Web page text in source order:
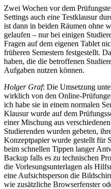
Zwei Wochen vor dem
Settings auch eine Testklausur
ist dann in beiden Räumen ohne
gelaufen – nur bei einigen
Fragen auf dem eigenen Tablet
früheren Semestern festgestellt.
haben, die die betroffenen
Aufgaben nutzen können.
Holger Graf: Die Umsetzung
wirklich von den Online-
ich habe sie in einem normalen
Klausur wurde auf dem
einer Mischung aus
Studierenden wurden gebeten,
Konzeptpapier wurde gestellt für
beim schnellen Tippen langer
Backup falls es zu technischen
die Vorlesungsunterlagen als
eine Aufsichtsperson die
wie zusätzliche Browserfenster